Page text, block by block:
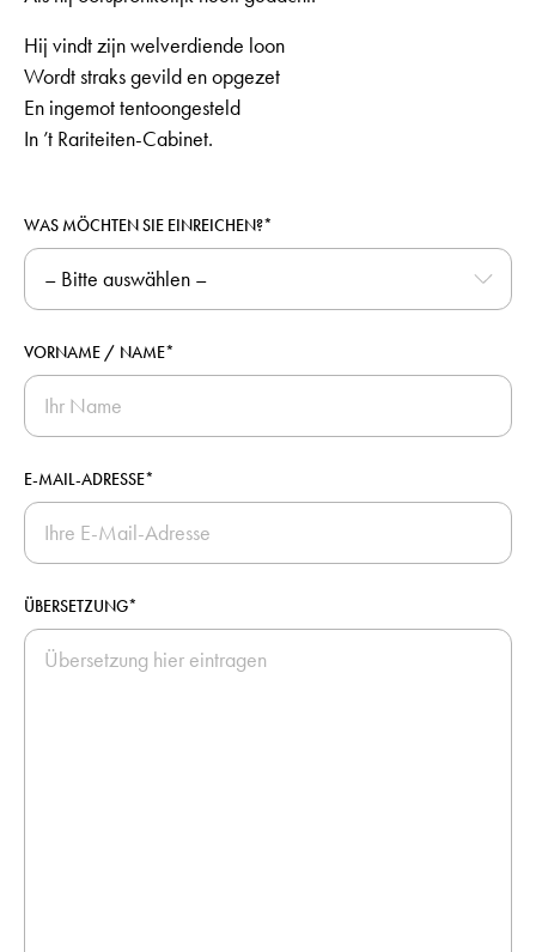
Hij vindt zijn welverdiende loon
Wordt straks gevild en opgezet
En ingemot tentoongesteld
In ’t Rariteiten-Cabinet.
WAS MÖCHTEN SIE EINREICHEN?*
VORNAME / NAME*
E-MAIL-ADRESSE*
ÜBERSETZUNG*